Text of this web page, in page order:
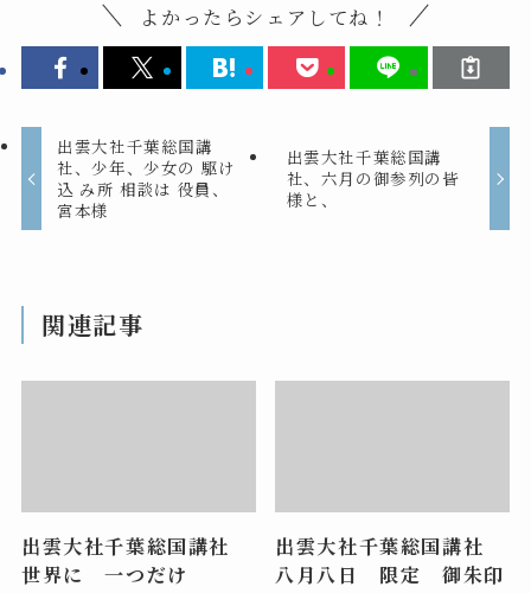
よかったらシェアしてね！
出雲大社千葉総国講
社、少年、少女の 駆け
込 み所 相談は 役員、
宮本様
出雲大社千葉総国講
社、六月の御参列の皆
様と、
関連記事
出雲大社千葉総国講社
世界に 一つだけ
出雲大社千葉総国講社
八月八日 限定 御朱印